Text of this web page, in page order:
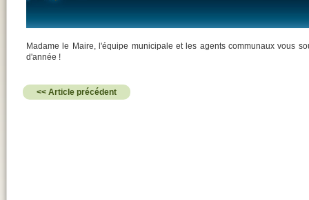
Madame le Maire, l'équipe municipale et les agents communaux vous
d'année !
<< Article précédent